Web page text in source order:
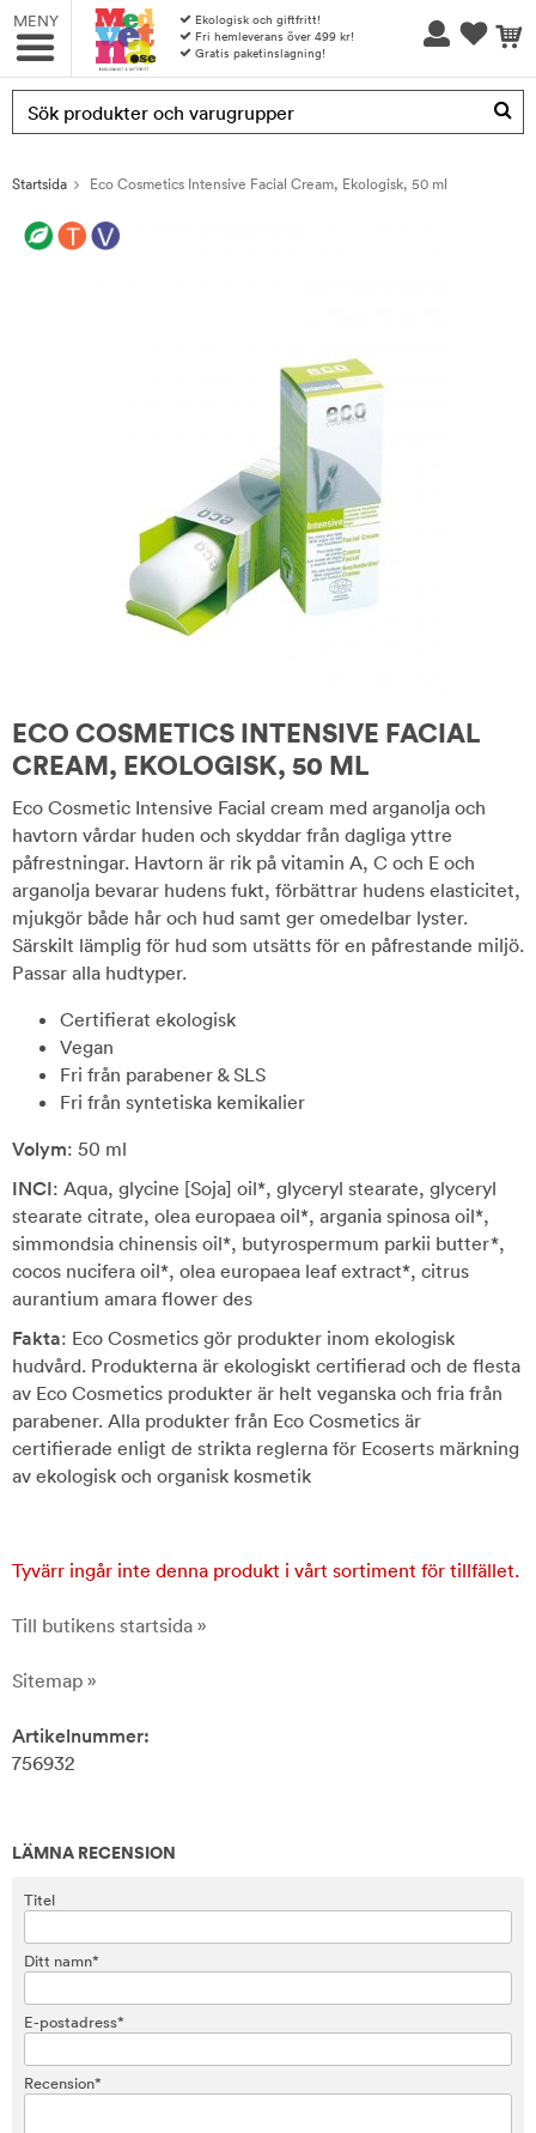
MENY
Ekologisk och giftfritt!
Fri hemleverans över 499 kr!
Gratis paketinslagning!
Produkten har blivit tillagd i varukorgen
Startsida Eco Cosmetics Intensive Facial Cream, Ekologisk, 50 ml
ECO COSMETICS INTENSIVE FACIAL
CREAM, EKOLOGISK, 50 ML
Eco Cosmetic Intensive Facial cream med arganolja och
havtorn vårdar huden och skyddar från dagliga yttre
påfrestningar. Havtorn är rik på vitamin A, C och E och
arganolja bevarar hudens fukt, förbättrar hudens elasticitet,
mjukgör både hår och hud samt ger omedelbar lyster.
Särskilt lämplig för hud som utsätts för en påfrestande miljö.
Passar alla hudtyper.
Certifierat ekologisk
Vegan
Fri från parabener & SLS
Fri från syntetiska kemikalier
Volym: 50 ml
INCI: Aqua, glycine [Soja] oil*, glyceryl stearate, glyceryl
stearate citrate, olea europaea oil*, argania spinosa oil*,
simmondsia chinensis oil*, butyrospermum parkii butter*,
cocos nucifera oil*, olea europaea leaf extract*, citrus
aurantium amara flower des
Fakta: Eco Cosmetics gör produkter inom ekologisk
hudvård. Produkterna är ekologiskt certifierad och de flesta
av Eco Cosmetics produkter är helt veganska och fria från
parabener. Alla produkter från Eco Cosmetics är
certifierade enligt de strikta reglerna för Ecoserts märkning
av ekologisk och organisk kosmetik
Tyvärr ingår inte denna produkt i vårt sortiment för tillfället.
Till butikens startsida »
Sitemap »
Artikelnummer:
756932
LÄMNA RECENSION
Titel
Ditt namn*
E-postadress*
Recension*